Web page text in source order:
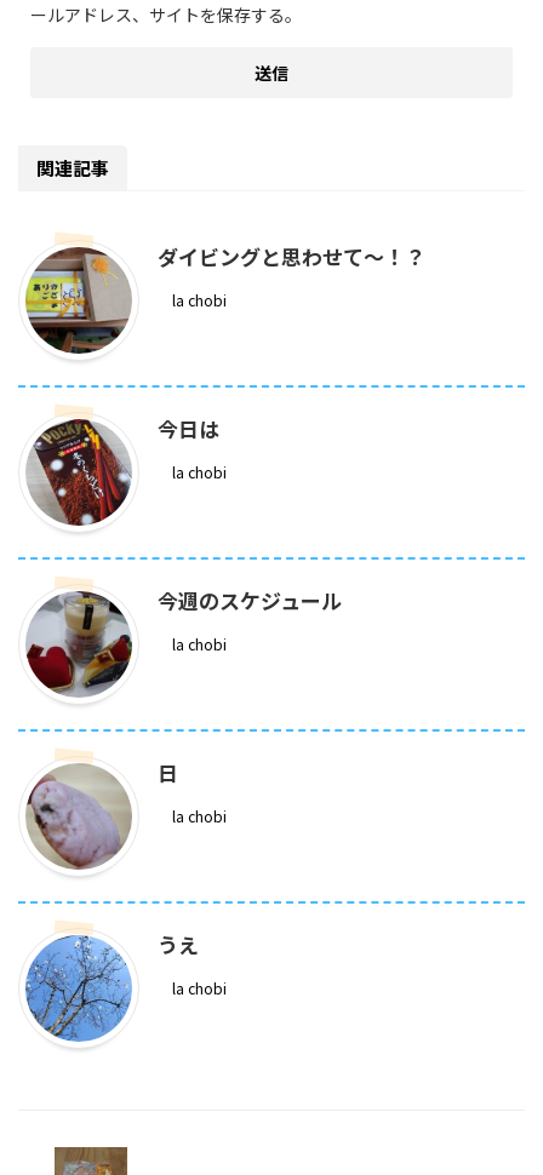
ールアドレス、サイトを保存する。
関連記事
ダイビングと思わせて～！？
la chobi
今日は
la chobi
今週のスケジュール
la chobi
日
la chobi
うえ
la chobi